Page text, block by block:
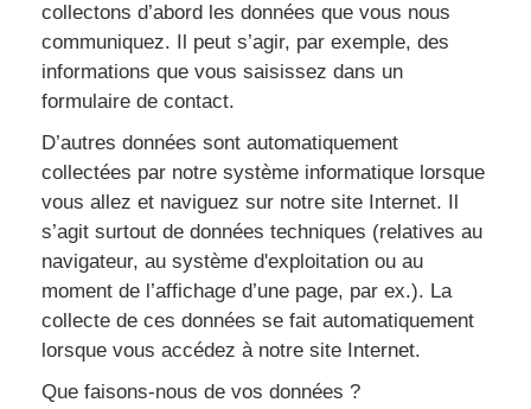
collectons d’abord les données que vous nous
communiquez. Il peut s’agir, par exemple, des
informations que vous saisissez dans un
formulaire de contact.
D’autres données sont automatiquement
collectées par notre système informatique lorsque
vous allez et naviguez sur notre site Internet. Il
s’agit surtout de données techniques (relatives au
navigateur, au système d'exploitation ou au
moment de l’affichage d’une page, par ex.). La
collecte de ces données se fait automatiquement
lorsque vous accédez à notre site Internet.
Que faisons-nous de vos données ?